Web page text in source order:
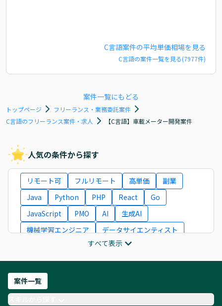
C言語案件の平均単価相場を見る
C言語の案件一覧を見る(7977件)
案件一覧にもどる
トップページ
フリーランス・業務委託案件
C言語のフリーランス案件・求人
【C言語】車載メーター開発案件
人気の条件から探す
リモート可 フルリモート 高単価
副業
Java
Python PHP React
Go
JavaScript
PMO AI
生成AI
機械学習エンジニア
データサイエンティスト
ITコンサルタント
フロントエンドエンジニア
ネットワークエンジニア
AIエンジニア
Webデザイナー
すべて表示
案件一覧